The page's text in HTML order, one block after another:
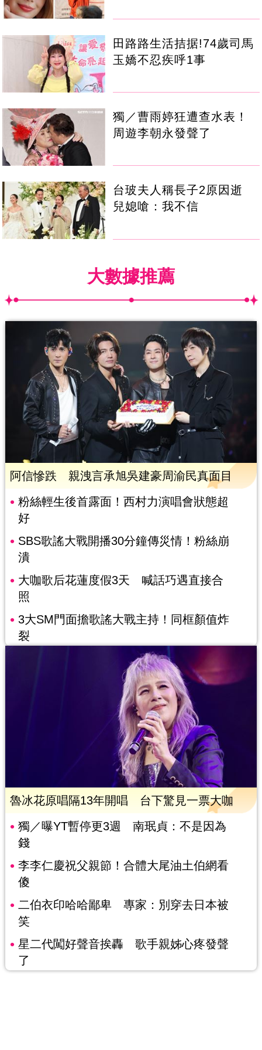
田路路生活拮据!74歲司馬
玉嬌不忍疾呼1事
獨／曹雨婷狂遭查水表！
周遊李朝永發聲了
台玻夫人稱長子2原因逝
兒媳嗆：我不信
大數據推薦
阿信慘跌 親洩言承旭吳建豪周渝民真面目
粉絲輕生後首露面！西村力演唱會狀態超
好
SBS歌謠大戰開播30分鐘傳災情！粉絲崩
潰
大咖歌后花蓮度假3天 喊話巧遇直接合
照
3大SM門面擔歌謠大戰主持！同框顏值炸
裂
魯冰花原唱隔13年開唱 台下驚見一票大咖
獨／曝YT暫停更3週 南珉貞：不是因為
錢
李李仁慶祝父親節！合體大尾油土伯網看
傻
二伯衣印哈哈鄙卑 專家：別穿去日本被
笑
星二代闖好聲音挨轟 歌手親姊心疼發聲
了